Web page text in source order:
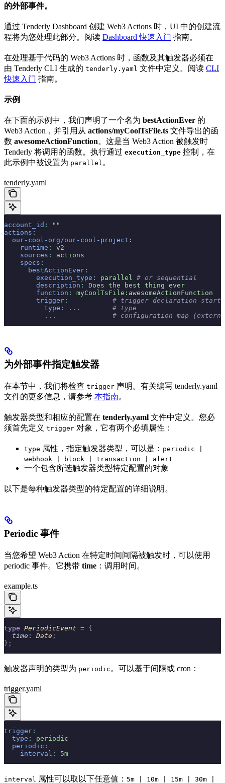
的外部事件。
通过 Tenderly Dashboard 创建 Web3 Actions 时，UI 中的创建流
程将为您处理此部分。阅读 Dashboard 快速入门 指南。
在处理基于代码的 Web3 Actions 时，函数及其触发器必须在
由 Tenderly CLI 生成的 tenderly.yaml 文件中定义。阅读 CLI
快速入门 指南。
示例
在下面的示例中，我们声明了一个名为 bestActionEver 的
Web3 Action，并引用从 actions/myCoolTsFile.ts 文件导出的函
数 awesomeActionFunction。这是当 Web3 Action 被触发时
Tenderly 将调用的函数。执行通过 execution_type 控制，在
此示例中被设置为 parallel 。
tenderly.yaml
account_id :
""
actions :
  our-cool-org/our-cool-project
:
    runtime
:
v2
    sources
:
actions
    specs
:
      bestActionEver
:
        execution_type
: parallel
# or sequential
        description
:
Does the best thing ever
        function
:
myCoolTsFile:awesomeActionFunction
        trigger
:
           # trigger declaration start
          type
: ...
        # type
          ...
# configuration map
为外部事件指定触发器
在本节中，我们将检查 trigger 声明。有关编写 tenderly.yaml
文件的更多信息，请参考 本指南。
触发器类型和相应的配置在 tenderly.yaml 文件中定义。您必
须首先定义 trigger 对象，它有两个必填属性：
type 属性，指定触发器类型，可以是： periodic |
webhook | block | transaction | alert
一个包含所选触发器类型特定配置的对象
以下是每种触发器类型的特定配置的详细说明。
Periodic 事件
当您希望 Web3 Action 在特定时间间隔被触发时，可以使用
periodic 事件。它携带 time ：调用时间。
example.ts
type PeriodicEvent = {
  time
: Date ;
};
触发器声明的类型为 periodic 。可以基于间隔或 cron：
trigger.yaml
trigger :
  type
:
periodic
  periodic
:
    interval
: 5m
interval 属性可以取以下任意值： 5m | 10m | 15m | 30m |